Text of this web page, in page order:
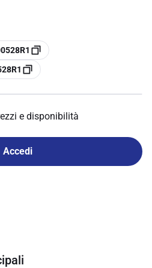
e disponibilità
Accedi